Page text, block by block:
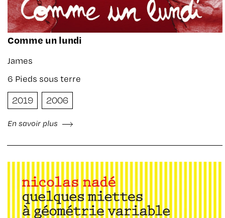
Comme un lundi
James
6 Pieds sous terre
2019 2006
En savoir plus